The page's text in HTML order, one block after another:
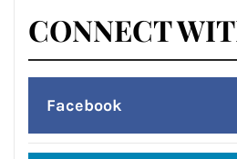
Posted On:5 Aug 2026
ਆਪ’ ਸਰਕਾਰ ਦੀਆਂ
ਪੰਜਾਬ ‘ਚ ਪ੍ਰਸ਼ਾਸਨਿਕ
ਹਾਲਾਤ, ਜਨਤਾ ਖੱਜਲ-
ਢਿੱਲੋਂ